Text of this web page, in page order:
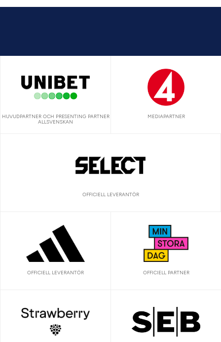
HUVUDPARTNER OCH PRESENTING PARTNER
ALLSVENSKAN
MEDIAPARTNER
OFFICIELL LEVERANTÖR
OFFICIELL LEVERANTÖR OFFICIELL PARTNER